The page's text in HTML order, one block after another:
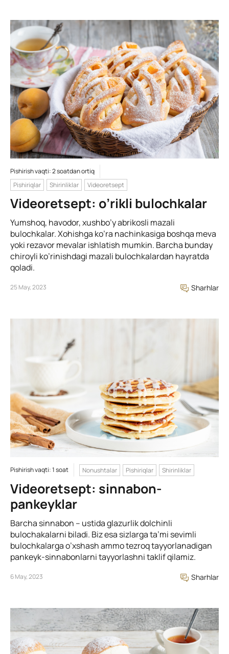
Pishirish vaqti: 2 soatdan ortiq
Pishiriqlar
Shirinliklar Videoretsept
Videoretsept: o’rikli bulochkalar
Yumshoq, havodor, xushbo’y abrikosli mazali
bulochkalar. Xohishga ko’ra nachinkasiga boshqa meva
yoki rezavor mevalar ishlatish mumkin. Barcha bunday
chiroyli ko’rinishdagi mazali bulochkalardan hayratda
qoladi.
25 May, 2023 Sharhlar
Pishirish vaqti: 1 soat Nonushtalar Pishiriqlar Shirinliklar
Videoretsept: sinnabon-
pankeyklar
Barcha sinnabon – ustida glazurlik dolchinli
bulochakalarni biladi. Biz esa sizlarga ta’mi sevimli
bulochkalarga o’xshash ammo tezroq tayyorlanadigan
pankeyk-sinnabonlarni tayyorlashni taklif qilamiz.
6 May, 2023 Sharhlar